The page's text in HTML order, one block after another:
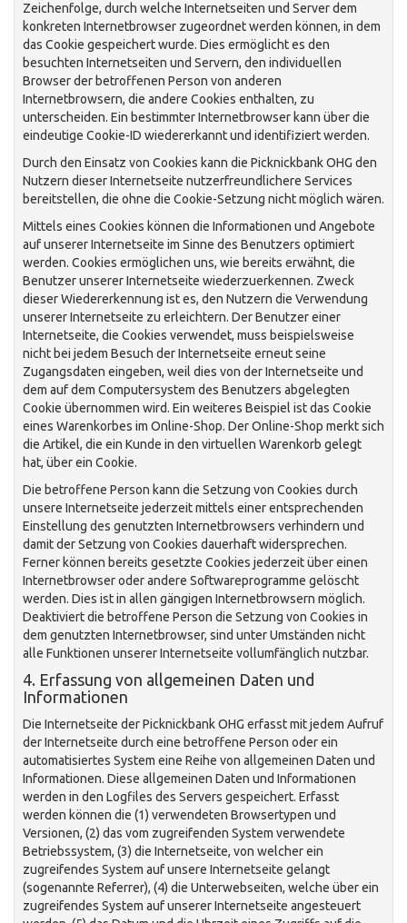
Zeichenfolge, durch welche Internetseiten und Server dem
konkreten Internetbrowser zugeordnet werden können, in dem
das Cookie gespeichert wurde. Dies ermöglicht es den
besuchten Internetseiten und Servern, den individuellen
Browser der betroffenen Person von anderen
Internetbrowsern, die andere Cookies enthalten, zu
unterscheiden. Ein bestimmter Internetbrowser kann über die
eindeutige Cookie-ID wiedererkannt und identifiziert werden.
Durch den Einsatz von Cookies kann die Picknickbank OHG den
Nutzern dieser Internetseite nutzerfreundlichere Services
bereitstellen, die ohne die Cookie-Setzung nicht möglich wären.
Mittels eines Cookies können die Informationen und Angebote
auf unserer Internetseite im Sinne des Benutzers optimiert
werden. Cookies ermöglichen uns, wie bereits erwähnt, die
Benutzer unserer Internetseite wiederzuerkennen. Zweck
dieser Wiedererkennung ist es, den Nutzern die Verwendung
unserer Internetseite zu erleichtern. Der Benutzer einer
Internetseite, die Cookies verwendet, muss beispielsweise
nicht bei jedem Besuch der Internetseite erneut seine
Zugangsdaten eingeben, weil dies von der Internetseite und
dem auf dem Computersystem des Benutzers abgelegten
Cookie übernommen wird. Ein weiteres Beispiel ist das Cookie
eines Warenkorbes im Online-Shop. Der Online-Shop merkt sich
die Artikel, die ein Kunde in den virtuellen Warenkorb gelegt
hat, über ein Cookie.
Die betroffene Person kann die Setzung von Cookies durch
unsere Internetseite jederzeit mittels einer entsprechenden
Einstellung des genutzten Internetbrowsers verhindern und
damit der Setzung von Cookies dauerhaft widersprechen.
Ferner können bereits gesetzte Cookies jederzeit über einen
Internetbrowser oder andere Softwareprogramme gelöscht
werden. Dies ist in allen gängigen Internetbrowsern möglich.
Deaktiviert die betroffene Person die Setzung von Cookies in
dem genutzten Internetbrowser, sind unter Umständen nicht
alle Funktionen unserer Internetseite vollumfänglich nutzbar.
4. Erfassung von allgemeinen Daten und
Informationen
Die Internetseite der Picknickbank OHG erfasst mit jedem Aufruf
der Internetseite durch eine betroffene Person oder ein
automatisiertes System eine Reihe von allgemeinen Daten und
Informationen. Diese allgemeinen Daten und Informationen
werden in den Logfiles des Servers gespeichert. Erfasst
werden können die (1) verwendeten Browsertypen und
Versionen, (2) das vom zugreifenden System verwendete
Betriebssystem, (3) die Internetseite, von welcher ein
zugreifendes System auf unsere Internetseite gelangt
(sogenannte Referrer), (4) die Unterwebseiten, welche über ein
zugreifendes System auf unserer Internetseite angesteuert